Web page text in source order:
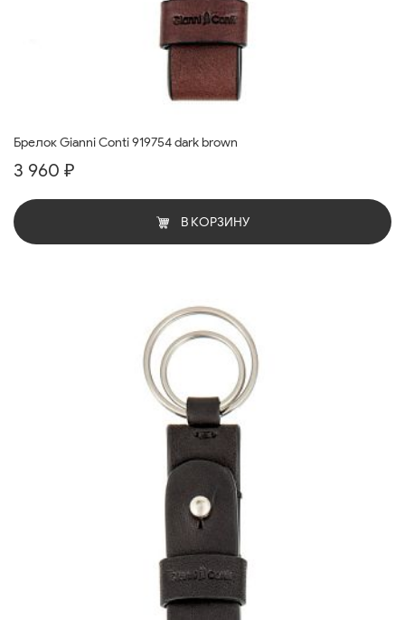
Брелок Gianni Conti 919754 dark brown
3 960 ₽
В КОРЗИНУ